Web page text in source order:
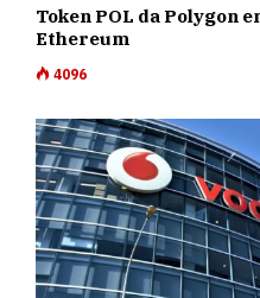
Token POL da Polygon
Ethereum
4096